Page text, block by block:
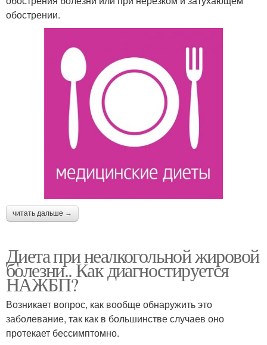
обострении.
читать дальше →
Диета при неалкогольной жировой
болезни.. Как диагностируется
НАЖБП?
Возникает вопрос, как вообще обнаружить это
заболевание, так как в большинстве случаев оно
протекает бессимптомно.